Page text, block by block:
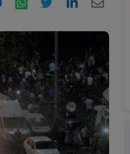
Messenger WhatsApp Twitter LinkedIn